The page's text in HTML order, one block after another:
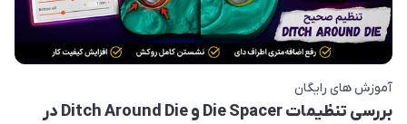
آموزش های رایگان
بررسی تنظیمات Die Spacer و Ditch Around Die در